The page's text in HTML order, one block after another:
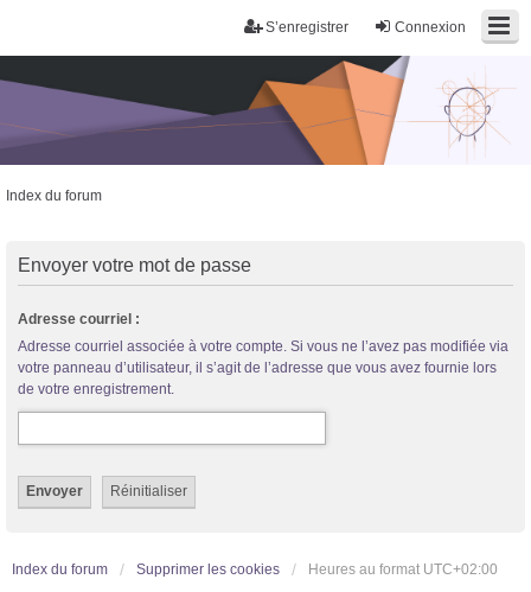
Connexion
S’enregistrer
Index du forum
Envoyer votre mot de passe
Adresse courriel :
Adresse courriel associée à votre compte. Si vous ne l’avez pas modifiée via
votre panneau d’utilisateur, il s’agit de l’adresse que vous avez fournie lors
de votre enregistrement.
Index du forum Supprimer les cookies Heures au format UTC+02:00